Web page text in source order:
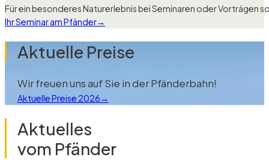
Für ein besonderes Naturerlebnis bei Seminaren oder Vorträgen
Ihr Seminar am Pfänder
Aktuelle Preise
Wir freuen uns auf Sie in der Pfänderbahn!
Aktuelle Preise 2026
Aktuelles
vom Pfänder